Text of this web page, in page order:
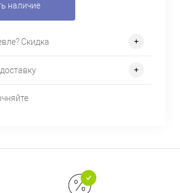
наличие
Скидка